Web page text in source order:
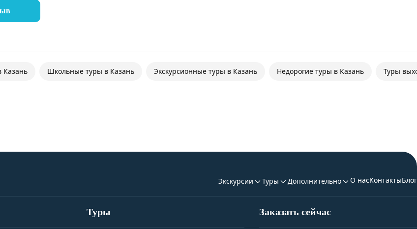
Казань Школьные туры в Казань Экскурсионные туры в Казань Недорогие туры в Казань Туры
Экскурсии Туры Дополнительно О насКонтактыБлог
Туры Заказать сейчас